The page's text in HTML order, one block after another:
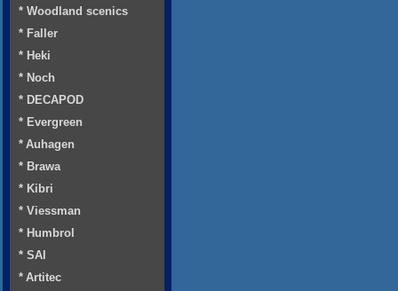
* Woodland scenics
* Faller
* Heki
* Noch
* DECAPOD
* Evergreen
* Auhagen
* Brawa
* Kibri
* Viessman
* Humbrol
* SAI
* Artitec